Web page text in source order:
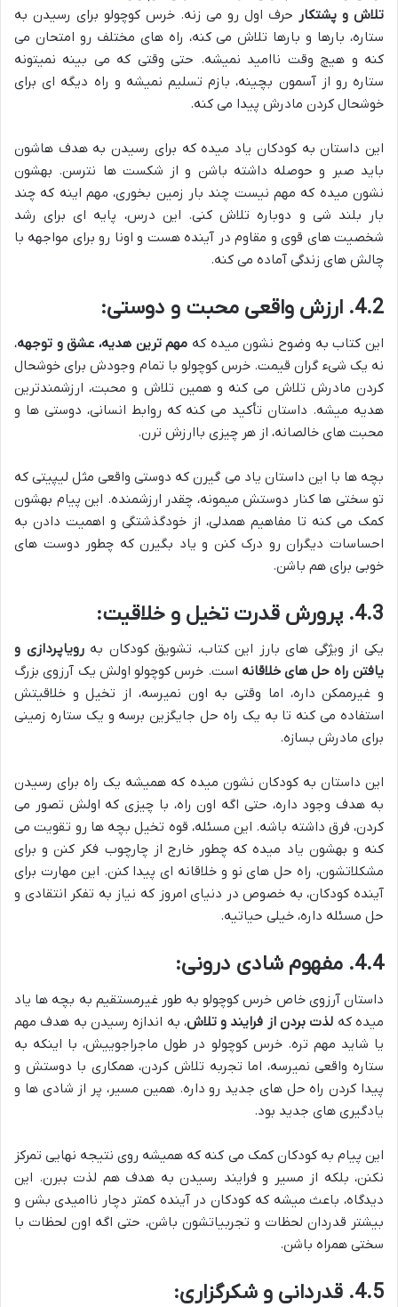
تلاش و پشتکار حرف اول رو می زنه. خرس کوچولو برای رسیدن به
ستاره، بارها و بارها تلاش می کنه، راه های مختلف رو امتحان می
کنه و هیچ وقت ناامید نمیشه. حتی وقتی که می بینه نمیتونه
ستاره رو از آسمون بچینه، بازم تسلیم نمیشه و راه دیگه ای برای
خوشحال کردن مادرش پیدا می کنه.
این داستان به کودکان یاد میده که برای رسیدن به هدف هاشون
باید صبر و حوصله داشته باشن و از شکست ها نترسن. بهشون
نشون میده که مهم نیست چند بار زمین بخوری، مهم اینه که چند
بار بلند شی و دوباره تلاش کنی. این درس، پایه ای برای رشد
شخصیت های قوی و مقاوم در آینده هست و اونا رو برای مواجهه با
چالش های زندگی آماده می کنه.
4.2. ارزش واقعی محبت و دوستی:
این کتاب به وضوح نشون میده که مهم ترین هدیه، عشق و توجهه،
نه یک شیء گران قیمت. خرس کوچولو با تمام وجودش برای خوشحال
کردن مادرش تلاش می کنه و همین تلاش و محبت، ارزشمندترین
هدیه میشه. داستان تأکید می کنه که روابط انسانی، دوستی ها و
محبت های خالصانه، از هر چیزی باارزش ترن.
بچه ها با این داستان یاد می گیرن که دوستی واقعی مثل لیپیتی که
تو سختی ها کنار دوستش میمونه، چقدر ارزشمنده. این پیام بهشون
کمک می کنه تا مفاهیم همدلی، از خودگذشتگی و اهمیت دادن به
احساسات دیگران رو درک کنن و یاد بگیرن که چطور دوست های
خوبی برای هم باشن.
4.3. پرورش قدرت تخیل و خلاقیت:
یکی از ویژگی های بارز این کتاب، تشویق کودکان بهرویاپردازی و
یافتن راه حل های خلاقانه است. خرس کوچولو اولش یک آرزوی بزرگ
و غیرممکن داره، اما وقتی به اون نمیرسه، از تخیل و خلاقیتش
استفاده می کنه تا به یک راه حل جایگزین برسه و یک ستاره زمینی
برای مادرش بسازه.
این داستان به کودکان نشون میده که همیشه یک راه برای رسیدن
به هدف وجود داره، حتی اگه اون راه، با چیزی که اولش تصور می
کردن، فرق داشته باشه. این مسئله، قوه تخیل بچه ها رو تقویت می
کنه و بهشون یاد میده که چطور خارج از چارچوب فکر کنن و برای
مشکلاتشون، راه حل های نو و خلاقانه ای پیدا کنن. این مهارت برای
آینده کودکان، به خصوص در دنیای امروز که نیاز به تفکر انتقادی و
حل مسئله داره، خیلی حیاتیه.
4.4. مفهوم شادی درونی:
داستان آرزوی خاص خرس کوچولو به طور غیرمستقیم به بچه ها یاد
میده که لذت بردن از فرایند و تلاش، به اندازه رسیدن به هدف مهم
یا شاید مهم تره. خرس کوچولو در طول ماجراجوییش، با اینکه به
ستاره واقعی نمیرسه، اما تجربه تلاش کردن، همکاری با دوستش و
پیدا کردن راه حل های جدید رو داره. همین مسیر، پر از شادی ها و
یادگیری های جدید بود.
این پیام به کودکان کمک می کنه که همیشه روی نتیجه نهایی تمرکز
نکنن، بلکه از مسیر و فرایند رسیدن به هدف هم لذت ببرن. این
دیدگاه، باعث میشه که کودکان در آینده کمتر دچار ناامیدی بشن و
بیشتر قدردان لحظات و تجربیاتشون باشن، حتی اگه اون لحظات با
سختی همراه باشن.
4.5. قدردانی و شکرگزاری: